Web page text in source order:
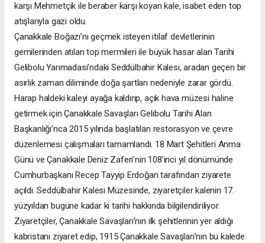
karşı Mehmetçik ile beraber karşı koyan kale, isabet eden top
atışlarıyla gazi oldu.
Çanakkale Boğazı’nı geçmek isteyen itilaf devletlerinin
gemilerinden atılan top mermileri ile büyük hasar alan Tarihi
Gelibolu Yarımadası’ndaki Seddülbahir Kalesi, aradan geçen bir
asırlık zaman diliminde doğa şartları nedeniyle zarar gördü.
Harap haldeki kaleyi ayağa kaldırıp, açık hava müzesi haline
getirmek için Çanakkale Savaşları Gelibolu Tarihi Alan
Başkanlığı’nca 2015 yılında başlatılan restorasyon ve çevre
düzenlemesi çalışmaları tamamlandı. 18 Mart Şehitleri Anma
Günü ve Çanakkale Deniz Zaferi’nin 108’inci yıl dönümünde
Cumhurbaşkanı Recep Tayyip Erdoğan tarafından ziyarete
açıldı. Seddülbahir Kalesi Müzesinde, ziyaretçiler kalenin 17.
yüzyıldan bugüne kadar ki tarihi hakkında bilgilendiriliyor.
Ziyaretçiler, Çanakkale Savaşları’nın ilk şehitlerinin yer aldığı
kabristanı ziyaret edip, 1915 Çanakkale Savaşları’nın bu kalede